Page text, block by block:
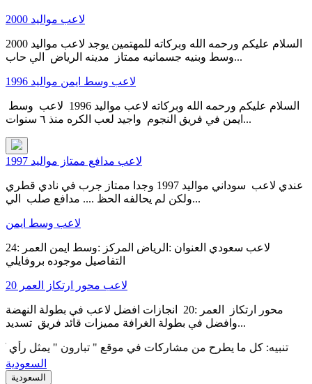
لاعب مواليد 2000
السلام عليكم ورحمه الله وبركاته للمهتمين يوجد لاعب مواليد 2000
وسط وبنيه جسمانيه ممتاز مدينه الرياض الي حاب...
لاعب وسط ايمن مواليد 1996
ايمن في فريق النجوم واجيد لعب الكره منذ ٦ سنوات...
لاعب مدافع ممتاز مواليد 1997
عندي لاعب سوداني مواليد 1997 وجدا ممتاز جرب في نادي قطري
ولكن لم يحالفه الحظ .... مدافع صلب الي...
لاعب وسط ايمن
لاعب سعودي العنوان :الرياض المركز :وسط ايمن العمر :24
لاعب محور ارتكاز العمر 20
محور ارتكاز العمر :20 انجازات افضل لاعب في بطولة النهضة
وافضل في بطولة الغرافة مميزات قائد فريق تسديد...
كل ما يطرح من مشاركات في موقع " تبارون " يمثل رأي كاتبه
السعودية
السعودية